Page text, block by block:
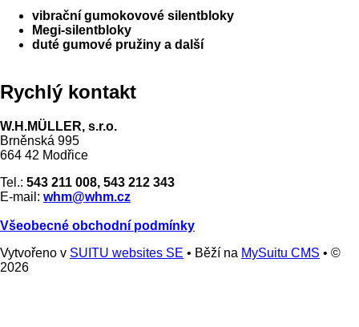
vibrační gumokovové silentbloky
Megi-silentbloky
duté gumové pružiny a další
Rychlý kontakt
W.H.MÜLLER, s.r.o.
Brněnská 995
664 42 Modřice
Tel.: 543 211 008, 543 212 343
E-mail: whm@whm.cz
Všeobecné obchodní podmínky
Vytvořeno v SUITU websites SE • Běží na MySuitu CMS • ©
2026